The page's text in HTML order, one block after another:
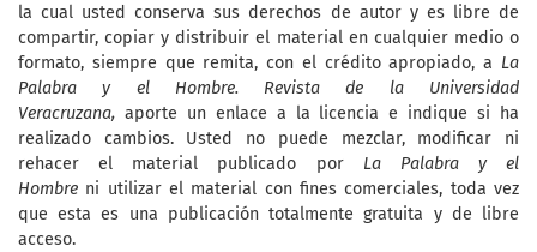
la cual usted conserva sus derechos de autor y es libre de
compartir, copiar y distribuir el material en cualquier medio o
formato, siempre que remita, con el crédito apropiado, a La
Palabra y el Hombre. Revista de la Universidad
Veracruzana, aporte un enlace a la licencia e indique si ha
realizado cambios. Usted no puede mezclar, modificar ni
rehacer el material publicado por La Palabra y el
Hombre ni utilizar el material con fines comerciales, toda vez
que esta es una publicación totalmente gratuita y de libre
acceso.